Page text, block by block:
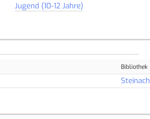
Jugend (10-12 Jahre)
Bibliothek
Steinach